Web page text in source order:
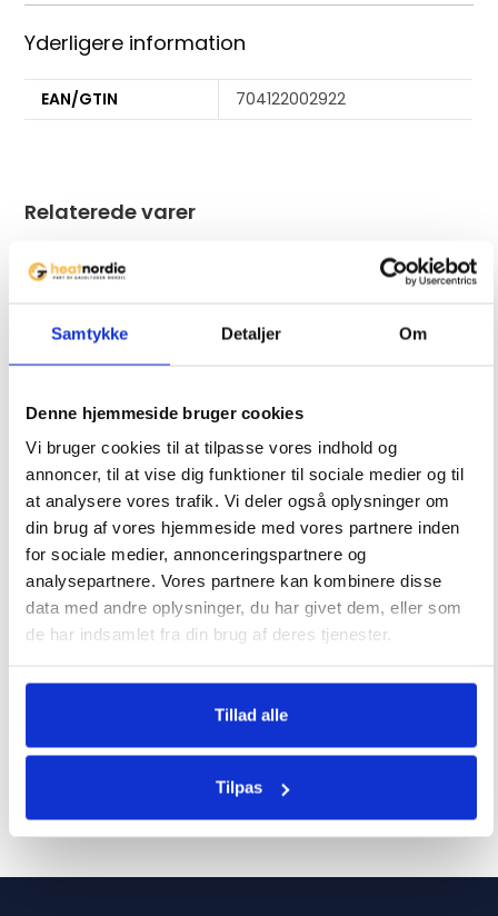
Samtykke Detaljer Om
Denne hjemmeside bruger cookies
Vi bruger cookies til at tilpasse vores indhold og
annoncer, til at vise dig funktioner til sociale medier og til
at analysere vores trafik. Vi deler også oplysninger om
din brug af vores hjemmeside med vores partnere inden
for sociale medier, annonceringspartnere og
analysepartnere. Vores partnere kan kombinere disse
data med andre oplysninger, du har givet dem, eller som
de har indsamlet fra din brug af deres tjenester.
Tillad alle
Tilpas
Yderligere information
EAN/GTIN 704122002922
Relaterede varer
Adapter til gasvarmer
390kr. 349kr.
Ikke på lager
Overtræk Firenze TB4
320kr.
Vedset til Provence,
Manhattan
499kr.